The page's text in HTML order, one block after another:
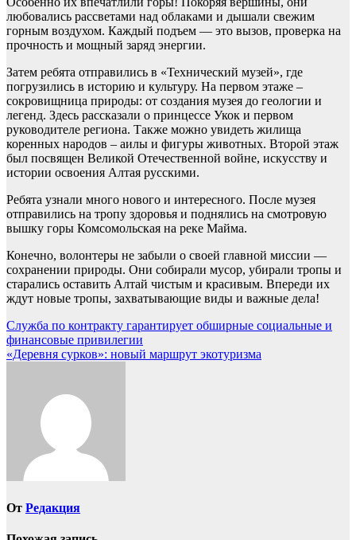
любовались рассветами над облаками и дышали свежим
горным воздухом. Каждый подъем — это вызов, проверка на
прочность и мощный заряд энергии.
Затем ребята отправились в «Технический музей», где
погрузились в историю и культуру. На первом этаже –
сокровищница природы: от создания музея до геологии и
легенд. Здесь рассказали о принцессе Укок и первом
руководителе региона. Также можно увидеть жилища
коренных народов – аилы и фигуры животных. Второй этаж
был посвящен Великой Отечественной войне, искусству и
истории освоения Алтая русскими.
Ребята узнали много нового и интересного. После музея
отправились на тропу здоровья и поднялись на смотровую
вышку горы Комсомольская на реке Майма.
Конечно, волонтеры не забыли о своей главной миссии —
сохранении природы. Они собирали мусор, убирали тропы и
старались оставить Алтай чистым и красивым. Впереди их
ждут новые тропы, захватывающие виды и важные дела!
Навигация
по
Служба по контракту гарантирует обширные социальные и
финансовые привилегии
«Деревня сурков»: новый маршрут экотуризма
От Редакция